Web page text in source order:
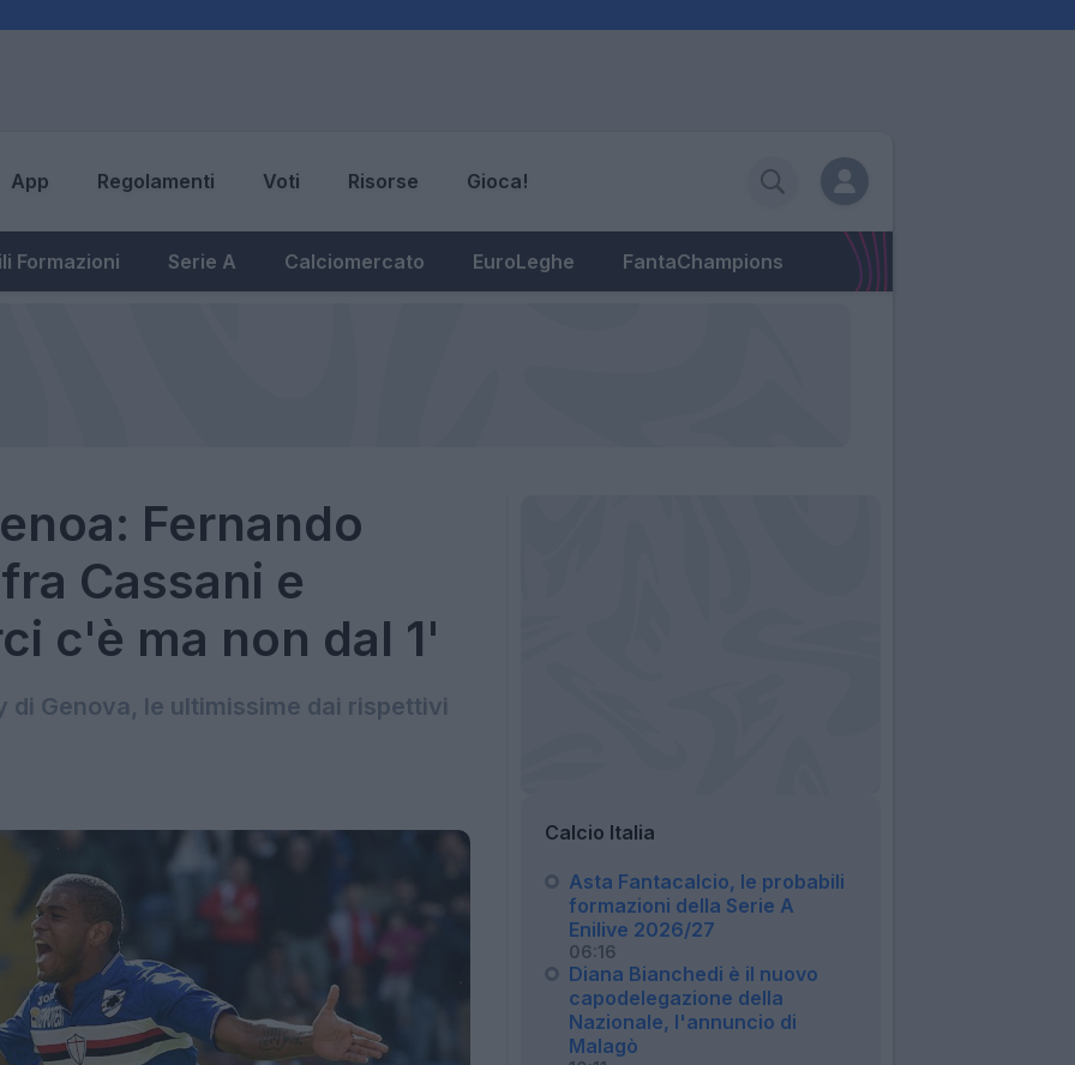
App Regolamenti Voti Risorse Gioca!
Formazioni Serie A Calciomercato EuroLeghe FantaChampions
Fernando
Cassani e
c'è ma non dal 1'
di Genova, le ultimissime dai rispettivi
Calcio Italia
Asta Fantacalcio, le probabili
formazioni della Serie A
Enilive 2026/27
06:16
Diana Bianchedi è il nuovo
capodelegazione della
Nazionale, l'annuncio di
Malagò